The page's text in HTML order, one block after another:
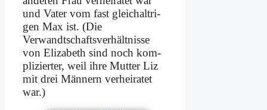
und Va­ter vom fast gleich­alt­ri­
gen Max ist. (Die
Verwandtschaftsver­hältnisse
von Eliza­beth sind noch kom­
pli­zier­ter, weil ih­re Mut­ter Liz
mit drei Män­nern ver­hei­ra­tet
war.)